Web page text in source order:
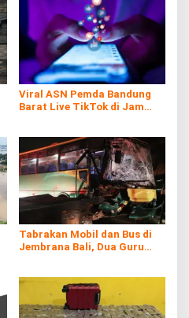
Viral ASN Pemda Bandung
Barat Live TikTok di Jam
Tabrakan Mobil dan Bus di
Jembrana Bali, Dua Guru